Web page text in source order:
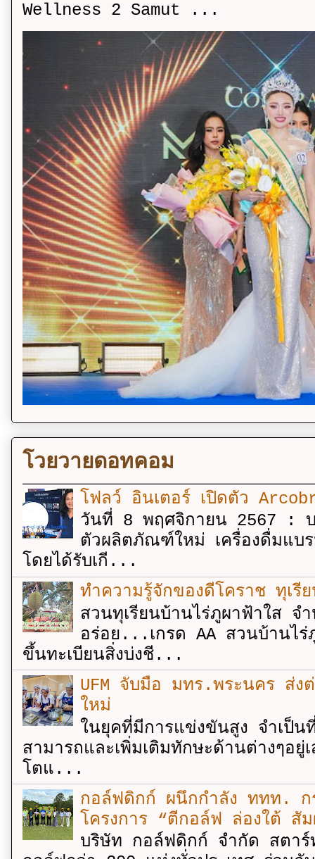
Wellness 2 Samut ...
โวยวายดอทคอม
โฟลว์ อินเตอร์ เปิดตัว
วันที่ 8 พฤศจิกายน 2567 : บ
ตัวผลิตภัณฑ์ใหม่ เครื่องดื่มแบ
โดยได้รับเกี...
ทำความรู้จักของดีโคราช ทุเรี
สวนทุเรียนบ้านไร่ภูผาฟ้าใส
อร่อย...เกรด AA สวนบ้านไ
ขึ้นทะเบียนสิ่งบ่งชี...
UFM จับมือ มทร.พระนคร ส่งต่
ใหม่
ในยุคที่มีการแข่งขันสูง จำเป็
สามารถและเพิ่มเติมทักษะด้านต่างๆอยู่
โตแ...
กอล์ฟดิกก์ ผนึกกำลัง ททท. ก
โครงการ “ตีกอล์ฟ ล่องใต้ สั
บริษัท กอล์ฟดิกก์ จำกัด สตาร์